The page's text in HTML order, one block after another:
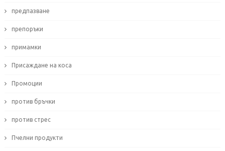
предпазване
препоръки
примамки
Присаждане на коса
Промоции
против бръчки
против стрес
Пчелни продукти